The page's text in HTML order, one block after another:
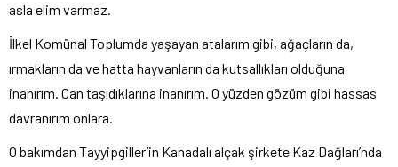
asla elim varmaz.
İlkel Komünal Toplumda yaşayan atalarım gibi, ağaçların da,
ırmakların da ve hatta hayvanların da kutsallıkları olduğuna
inanırım. Can taşıdıklarına inanırım. O yüzden gözüm gibi hassas
davranırım onlara.
O bakımdan Tayyipgiller’in Kanadalı alçak şirkete Kaz Dağları’nda